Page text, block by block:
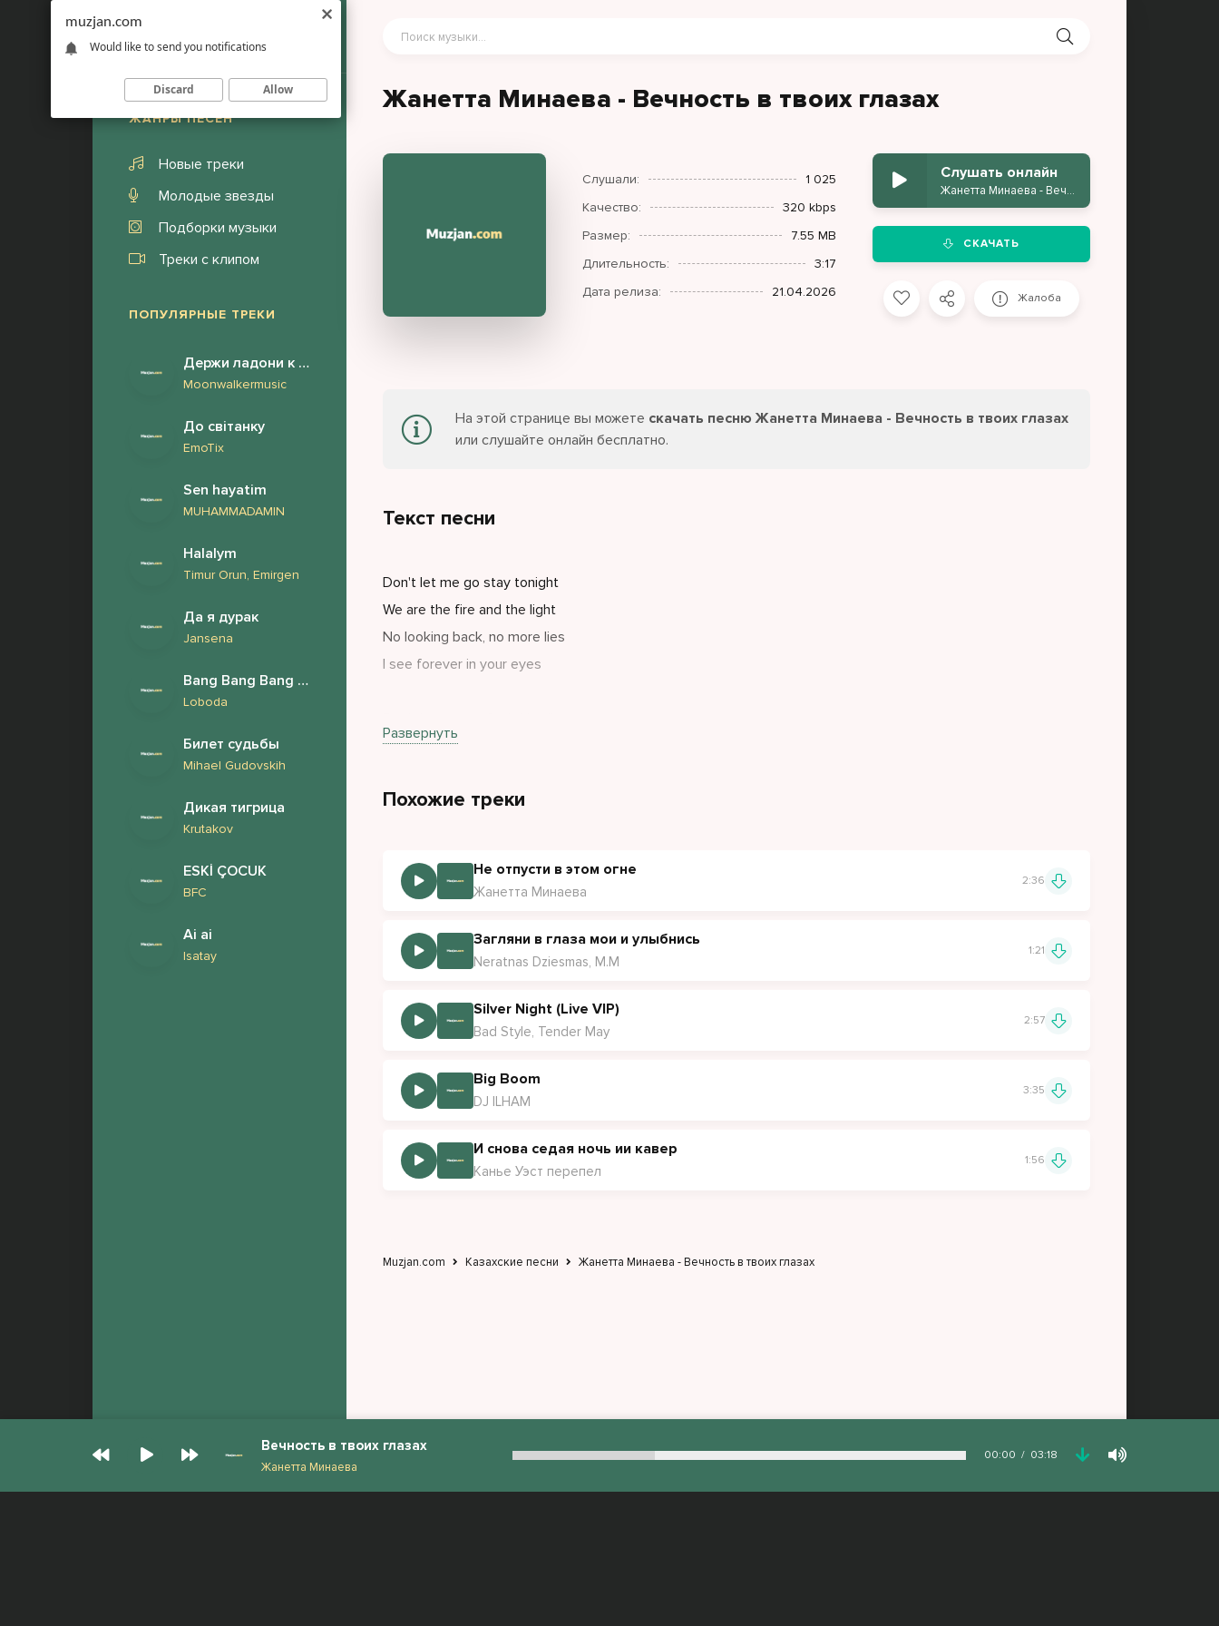
ЖАНРЫ ПЕСЕН
Новые треки
Молодые звезды
Подборки музыки
Треки с клипом
ПОПУЛЯРНЫЕ ТРЕКИ
Держи ладони к Солнцу
Moonwalkermusic
До світанку
EmoTix
Sen hayatim
MUHAMMADAMIN
Halalym
Timur Orun, Emirgen
Да я дурак
Jansena
Bang Bang Bang на пораженье
Loboda
Билет судьбы
Mihael Gudovskih
Дикая тигрица
Krutakov
ESKİ ÇOCUK
BFC
Ai ai
Isatay
Жанетта Минаева - Вечность в твоих глазах
Слушали:
1 025
Качество:
320 kbps
Размер:
7.55 MB
Длительность:
3:17
Дата релиза:
21.04.2026
Слушать онлайн
Жанетта Минаева - Вечность в твоих глазах
СКАЧАТЬ
Жалоба
На этой странице вы можете скачать песню Жанетта Минаева - Вечность в твоих глазах
или слушайте онлайн бесплатно.
Текст песни
Don't let me go stay tonight
We are the fire and the light
No looking back, no more lies
I see forever in your eyes
We're getting closer every time
Just you and me in this light
И в этом шуме тишина
Ты то что выбрала судьба
Без лишних слов без лишних игр
Если сошлись наши миры их уже не разделят
Развернуть
Похожие треки
Не отпусти в этом огне
Жанетта Минаева
2:36
Загляни в глаза мои и улыбнись
Neratnas Dziesmas, M.M
1:21
Silver Night (Live VIP)
Bad Style, Tender May
2:57
Big Boom
DJ ILHAM
3:35
И снова седая ночь ии кавер
Канье Уэст перепел
1:56
Muzjan.com Казахские песни Жанетта Минаева - Вечность в твоих глазах
Вечность в твоих глазах
Жанетта Минаева
00:00 03:18
muzjan.com
Would like to send you notifications
Discard Allow